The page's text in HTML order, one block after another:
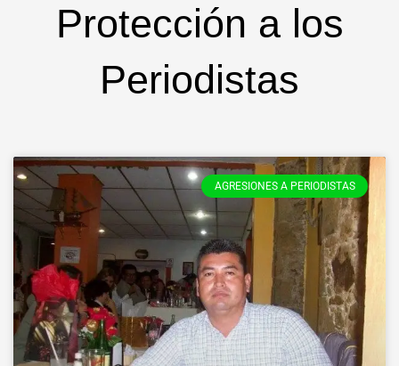
Protección a los
Periodistas
AGRESIONES A PERIODISTAS